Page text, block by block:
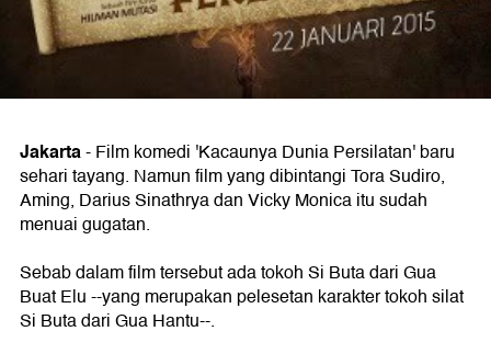
Jakarta-Film komedi 'Kacaunya Dunia Persilatan' baru
sehari tayang. Namun film yang dibintangi Tora Sudiro,
Aming, Darius Sinathrya dan Vicky Monica itu sudah
menuai gugatan.
Sebab dalam film tersebut ada tokoh Si Buta dari Gua
Buat Elu --yang merupakan pelesetan karakter tokoh silat
Si Buta dari Gua Hantu--.